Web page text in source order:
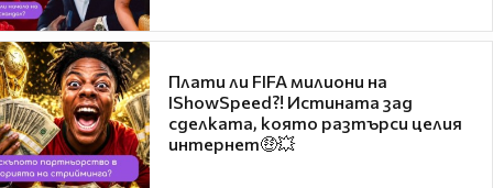
Плати ли FIFA милиони на
IShowSpeed?! Истината зад
сделката, която разтърси целия
интернет🤑💥